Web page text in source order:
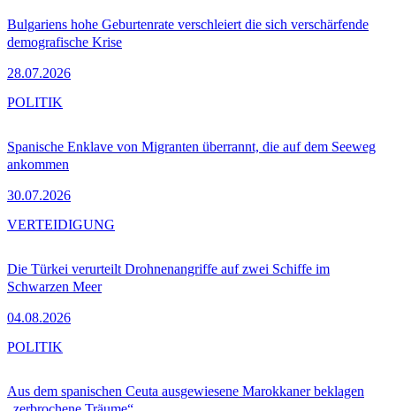
Bulgariens hohe Geburtenrate verschleiert die sich verschärfende
demografische Krise
28.07.2026
Spanische Enklave von Migranten überrannt, die auf dem Seeweg
ankommen
30.07.2026
POLITIK
Die Türkei verurteilt Drohnenangriffe auf zwei Schiffe im
Schwarzen Meer
04.08.2026
VERTEIDIGUNG
Aus dem spanischen Ceuta ausgewiesene Marokkaner beklagen
POLITIK